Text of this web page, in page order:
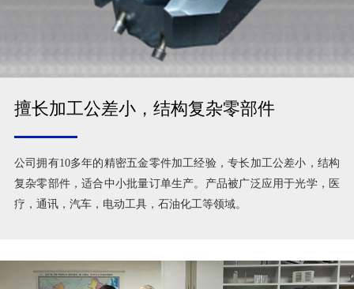
擅长加工公差小，结构复杂零部件
公司拥有10多年的精密五金零件加工经验，专长加工公差小，结构
复杂零部件，适合中小批量订单生产。产品被广泛应用于光学，医
疗，通讯，汽车，电动工具，石油化工等领域。